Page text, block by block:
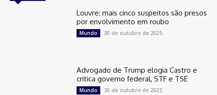
Louvre: mais cinco suspeitos são presos
por envolvimento em roubo
Mundo 30 de outubro de 2025
Advogado de Trump elogia Castro e
critica governo federal, STF e TSE
Mundo 30 de outubro de 2025